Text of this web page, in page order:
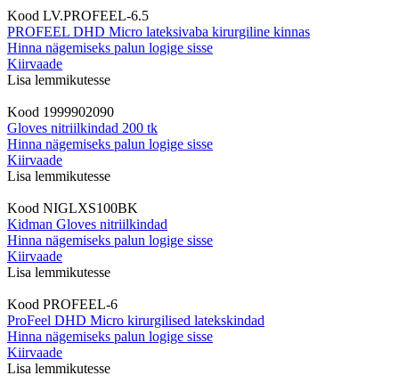
Kood LV.PROFEEL-6.5
PROFEEL DHD Micro lateksivaba kirurgiline kinnas
Hinna nägemiseks palun logige sisse
Kiirvaade
Lisa lemmikutesse
Kood 1999902090
Gloves nitriilkindad 200 tk
Hinna nägemiseks palun logige sisse
Kiirvaade
Lisa lemmikutesse
Kood NIGLXS100BK
Kidman Gloves nitriilkindad
Hinna nägemiseks palun logige sisse
Kiirvaade
Lisa lemmikutesse
Kood PROFEEL-6
ProFeel DHD Micro kirurgilised latekskindad
Hinna nägemiseks palun logige sisse
Kiirvaade
Lisa lemmikutesse